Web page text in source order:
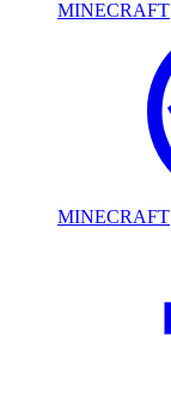
MINECRAFT
MINECRAFT